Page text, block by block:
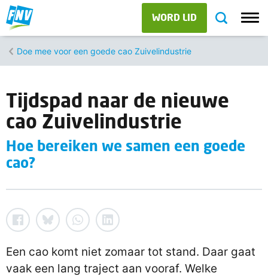
WORD LID
Doe mee voor een goede cao Zuivelindustrie
Tijdspad naar de nieuwe
cao Zuivelindustrie
Hoe bereiken we samen een goede
cao?
Een cao komt niet zomaar tot stand. Daar gaat
vaak een lang traject aan vooraf. Welke